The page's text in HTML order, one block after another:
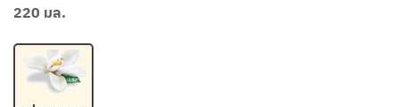
220 มล.